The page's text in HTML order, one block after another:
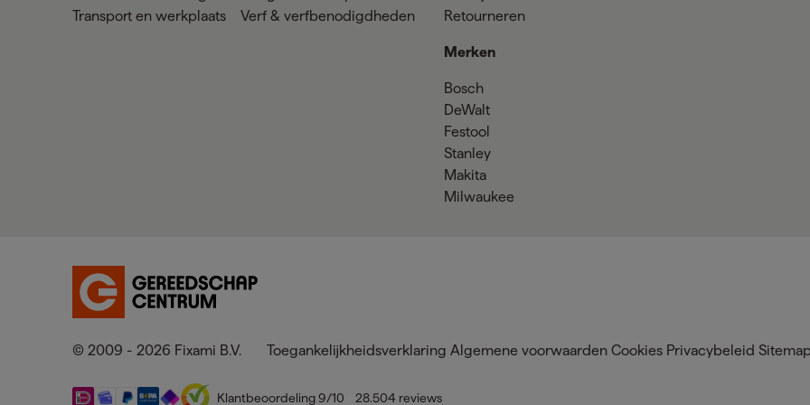
Transport en werkplaats
Verf & verfbenodigdheden
Retourneren
Merken
Bosch
DeWalt
Festool
Stanley
Makita
Milwaukee
© 2009 - 2026 Fixami B.V. Toegankelijkheidsverklaring Algemene voorwaarden Cookies Privacybeleid
Klantbeoordeling9/10 28.504 reviews